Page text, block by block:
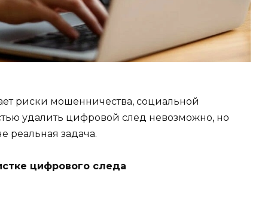
риски мошенничества, социальной
удалить цифровой след невозможно, но
реальная задача.
цифрового следа